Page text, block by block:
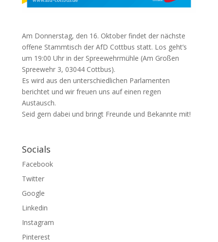
Am Donnerstag, den 16. Oktober findet der nächste
offene Stammtisch der AfD Cottbus statt. Los geht’s
um 19:00 Uhr in der Spreewehrmühle (Am Großen
Spreewehr 3, 03044 Cottbus).
Es wird aus den unterschiedlichen Parlamenten
berichtet und wir freuen uns auf einen regen
Austausch.
Seid gern dabei und bringt Freunde und Bekannte mit!
Socials
Facebook
Twitter
Google
Linkedin
Instagram
Pinterest